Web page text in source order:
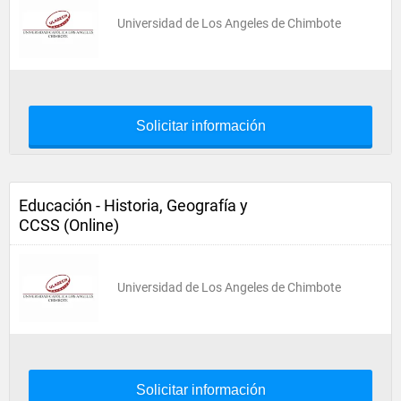
Universidad de Los Angeles de Chimbote
Solicitar información
Educación - Historia, Geografía y
CCSS (Online)
Universidad de Los Angeles de Chimbote
Solicitar información